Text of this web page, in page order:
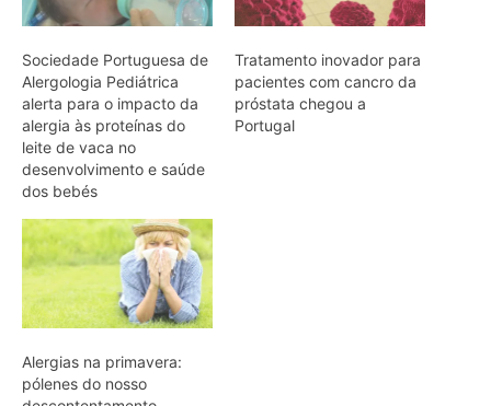
Sociedade Portuguesa de
Alergologia Pediátrica
alerta para o impacto da
alergia às proteínas do
leite de vaca no
desenvolvimento e saúde
dos bebés
Tratamento inovador para
pacientes com cancro da
próstata chegou a
Portugal
Alergias na primavera:
pólenes do nosso